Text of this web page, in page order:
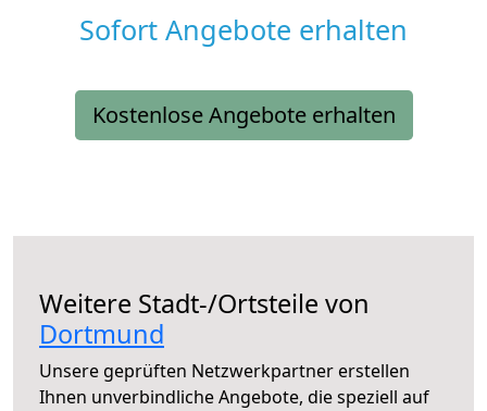
Sofort Angebote erhalten
Kostenlose Angebote erhalten
Weitere Stadt-/Ortsteile von
Dortmund
Unsere geprüften Netzwerkpartner erstellen
Ihnen unverbindliche Angebote, die speziell auf